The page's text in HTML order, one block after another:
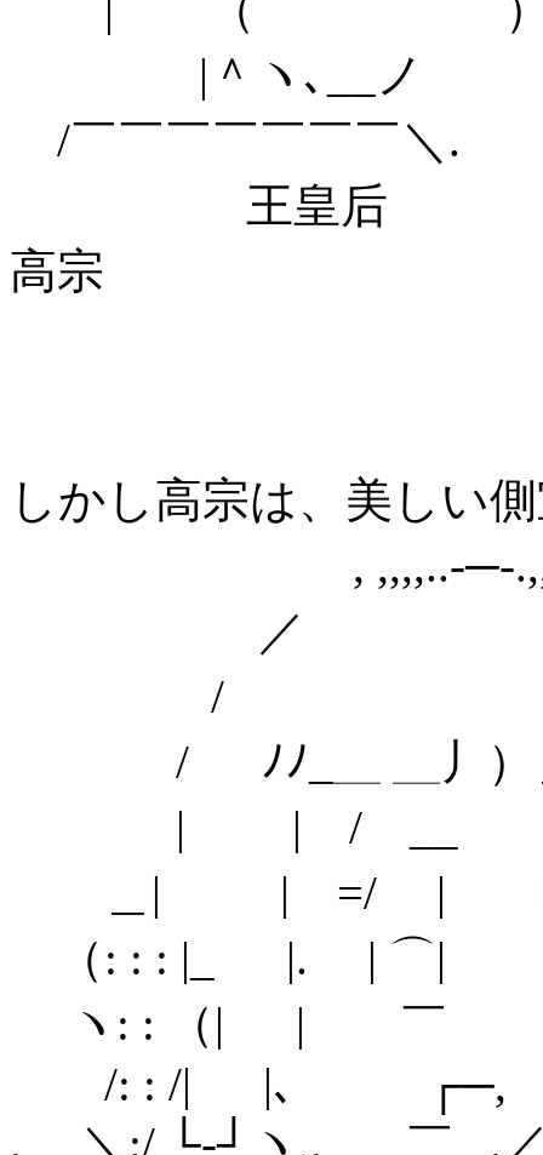
|＾ヽ､__ノ
/￣￣￣￣￣
王
高宗
しかし高宗は、美しい
, ,,,,..-─-.,,,
／
/
/ ﾉﾉ_＿ ＿丿）
| | / __
＿| | =/ |
（: : : |_ |. |
ヽ: : （| |
/: : /| |、
. ＼:/ └-┘ヽ,._ ￣